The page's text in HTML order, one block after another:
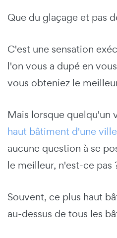
Que du glaçage et pas
C'est une sensation
l'on vous a dupé en
vous obteniez le
Mais lorsque quelqu'un
haut bâtiment d'une ville
aucune question à se
le meilleur, n'est-ce pas
Souvent, ce plus haut
au-dessus de tous les